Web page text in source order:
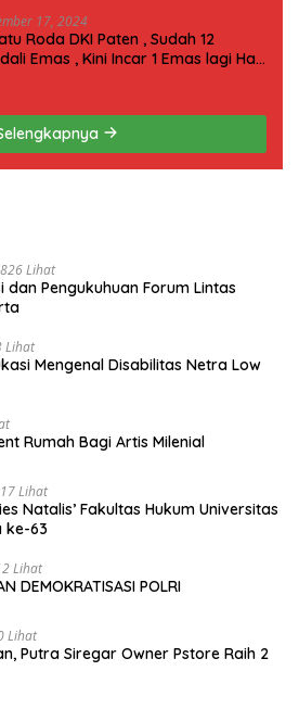
17, 2024
Roda DKI Paten , Sudah 12
Emas , Kini Incar 1 Emas lagi Hari
Lihat
dan Pengukuhuan Forum Lintas
Lihat
Mengenal Disabilitas Netra Low
Rumah Bagi Artis Milenial
Lihat
Hukum Universitas
ke-63
Lihat
DEMOKRATISASI POLRI
Lihat
Putra Siregar Owner Pstore Raih 2